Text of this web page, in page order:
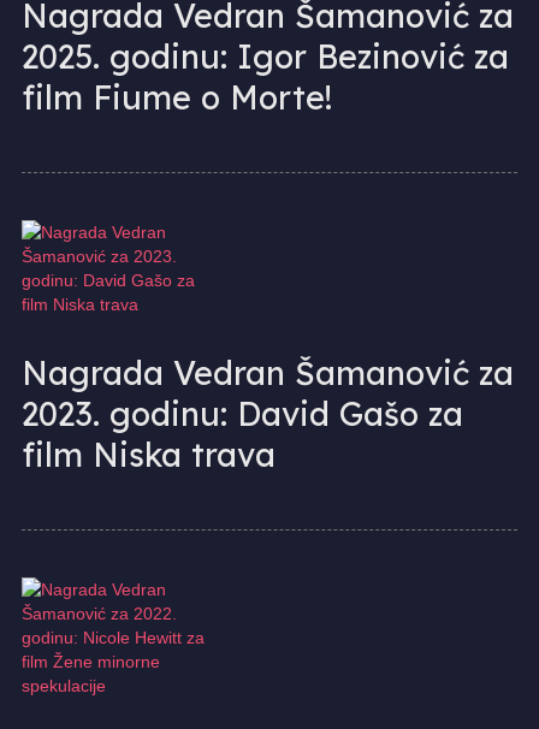
Nagrada Vedran Šamanović za
2025. godinu: Igor Bezinović za
film Fiume o Morte!
Nagrada Vedran Šamanović za
2023. godinu: David Gašo za
film Niska trava